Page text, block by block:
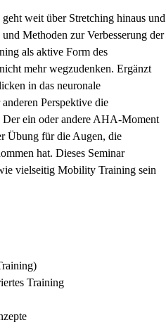
weit über Stretching hinaus und
Methoden zur Verbesserung der
als aktive Form des
mehr wegzudenken. Ergänzt
in das neuronale
Perspektive die
ein oder andere AHA-Moment
Übung für die Augen, die
hat. Dieses Seminar
vielseitig Mobility Training sein
Training